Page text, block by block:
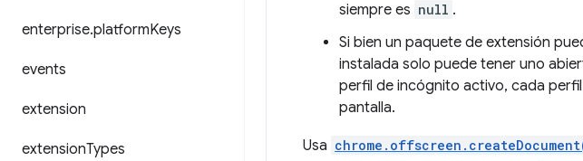
enterprise.platformKeys
events
extension
extensionTypes
siempre es null .
Si bien un paquete de extensión
instalada solo puede tener uno
perfil de incógnito activo, cada
pantalla.
Usa